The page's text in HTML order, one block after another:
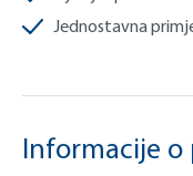
Jednostavna
Informacije